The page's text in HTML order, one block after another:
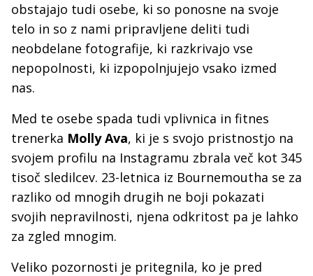
obstajajo tudi osebe, ki so ponosne na svoje
telo in so z nami pripravljene deliti tudi
neobdelane fotografije, ki razkrivajo vse
nepopolnosti, ki izpopolnjujejo vsako izmed
nas.
Med te osebe spada tudi vplivnica in fitnes
trenerka Molly Ava, ki je s svojo pristnostjo na
svojem profilu na Instagramu zbrala več kot 345
tisoč sledilcev. 23-letnica iz Bournemoutha se za
razliko od mnogih drugih ne boji pokazati
svojih nepravilnosti, njena odkritost pa je lahko
za zgled mnogim.
Veliko pozornosti je pritegnila, ko je pred